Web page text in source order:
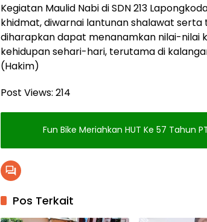
Kegiatan Maulid Nabi di SDN 213
khidmat, diwarnai lantunan shalawat serta
diharapkan dapat menanamkan nilai-nilai
kehidupan sehari-hari, terutama di
(Hakim)
Post Views: 214
Fun Bike Meriahkan HUT Ke 57 Tahun
Pos Terkait